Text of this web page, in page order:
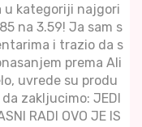
u kategoriji najgori
na 3.59! Ja sam s
i trazio da s
prema Ali
uvrede su produ
zakljucimo: JEDI
RADI OVO JE IS